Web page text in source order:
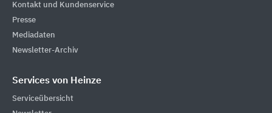
Kontakt und Kundenservice
Presse
Mediadaten
Newsletter-Archiv
Services von Heinze
Serviceübersicht